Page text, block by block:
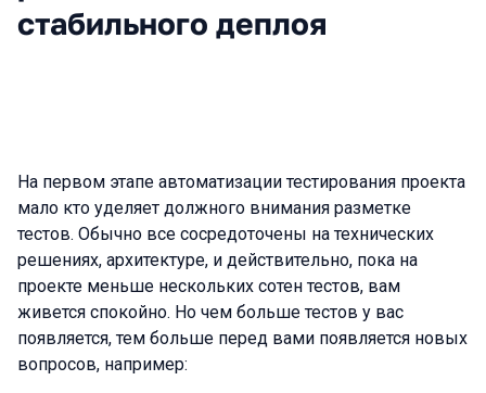
стабильного деплоя
На первом этапе автоматизации тестирования проекта
мало кто уделяет должного внимания разметке
тестов. Обычно все сосредоточены на технических
решениях, архитектуре, и действительно, пока на
проекте меньше нескольких сотен тестов, вам
живется спокойно. Но чем больше тестов у вас
появляется, тем больше перед вами появляется новых
вопросов, например: